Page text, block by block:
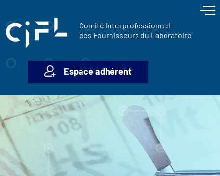
Comité Interprofessionnel
des Fournisseurs du Laboratoire
Espace adhérent